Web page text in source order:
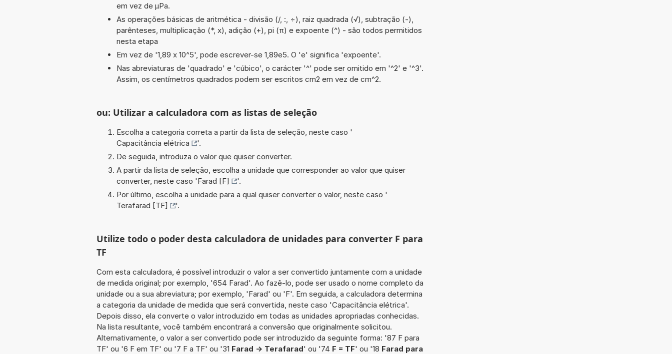
em vez de µPa.
As operações básicas de aritmética - divisão (/, :, ÷), raiz quadrada (√), subtração (-),
parênteses, multiplicação (*, x), adição (+), pi (π) e expoente (^) - são todos permitidos
nesta etapa
Em vez de '1,89 x 10^5', pode escrever-se 1,89e5. O 'e' significa 'expoente'.
Nas abreviaturas de 'quadrado' e 'cúbico', o carácter '^' pode ser omitido em '^2' e '^3'.
Assim, os centímetros quadrados podem ser escritos cm2 em vez de cm^2.
ou: Utilizar a calculadora com as listas de seleção
Escolha a categoria correta a partir da lista de seleção, neste caso '
Capacitância elétrica
'.
De seguida, introduza o valor que quiser converter.
A partir da lista de seleção, escolha a unidade que corresponder ao valor que quiser
converter, neste caso 'Farad [F]
'.
Por último, escolha a unidade para a qual quiser converter o valor, neste caso '
Terafarad [TF]
'.
Utilize todo o poder desta calculadora de unidades para converter F para
TF
Com esta calculadora, é possível introduzir o valor a ser convertido juntamente com a unidade
de medida original; por exemplo, '654 Farad'. Ao fazê-lo, pode ser usado o nome completo da
unidade ou a sua abreviatura; por exemplo, 'Farad' ou 'F'. Em seguida, a calculadora determina
a categoria da unidade de medida que será convertida, neste caso 'Capacitância elétrica'.
Depois disso, ela converte o valor introduzido em todas as unidades apropriadas conhecidas.
Na lista resultante, você também encontrará a conversão que originalmente solicitou.
Alternativamente, o valor a ser convertido pode ser introduzido da seguinte forma: '87 F para
TF' ou '6 F em TF' ou '7 F a TF' ou '31 Farad -> Terafarad' ou '74 F = TF' ou '18 Farad para